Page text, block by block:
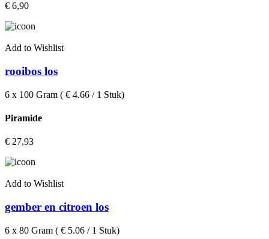
€ 6,90
Add to Wishlist
rooibos los
6 x 100 Gram ( € 4.66 / 1 Stuk)
Piramide
€ 27,93
Add to Wishlist
gember en citroen los
6 x 80 Gram ( € 5.06 / 1 Stuk)